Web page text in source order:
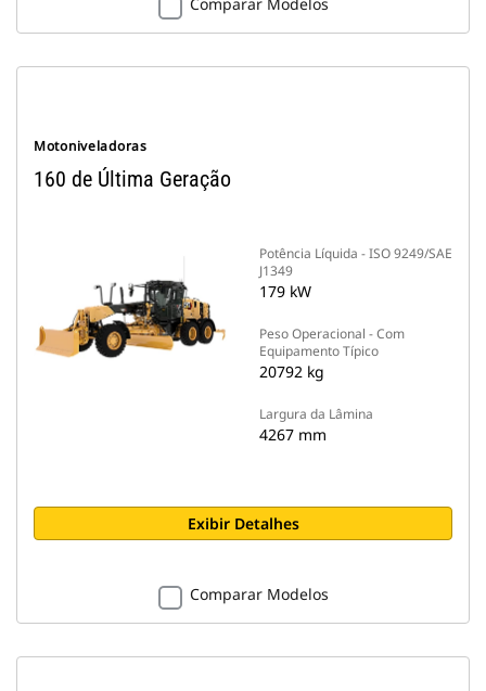
Motoniveladoras
160 de Última Geração
Potência Líquida - ISO 9249/SAE
J1349
179 kW
Peso Operacional - Com
Equipamento Típico
20792 kg
Largura da Lâmina
4267 mm
Exibir Detalhes
Comparar Modelos